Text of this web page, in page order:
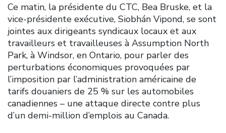
Ce matin, la présidente du CTC, Bea Bruske, et la
vice-présidente exécutive, Siobhán Vipond, se sont
jointes aux dirigeants syndicaux locaux et aux
travailleurs et travailleuses à Assumption North
Park, à Windsor, en Ontario, pour parler des
perturbations économiques provoquées par
l’imposition par l’administration américaine de
tarifs douaniers de 25 % sur les automobiles
canadiennes – une attaque directe contre plus
d’un demi-million d’emplois au Canada.